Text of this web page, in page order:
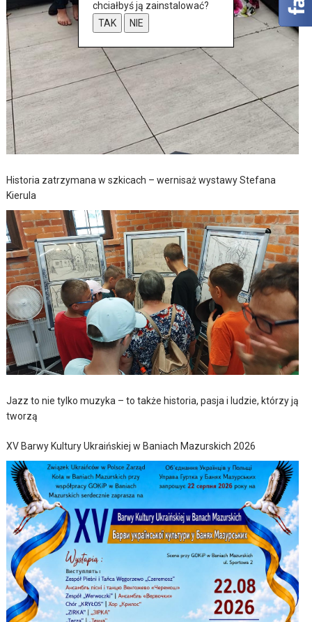
Historia zatrzymana w szkicach – wernisaż wystawy Stefana
Kierula
Jazz to nie tylko muzyka – to także historia, pasja i ludzie, którzy ją
tworzą
XV Barwy Kultury Ukraińskiej w Baniach Mazurskich 2026
chciałbyś ją zainstalować?
TAK
NIE